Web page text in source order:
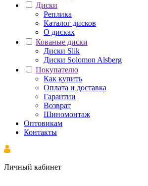
Диски
Реплика
Каталог дисков
О дисках
Кованые диски
Диски Slik
Диски Solomon Alsberg
Покупателю
Как купить
Оплата и доставка
Гарантии
Возврат
Шиномонтаж
Оптовикам
Контакты
Личный кабинет